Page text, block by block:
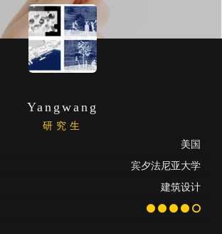
Yangwang
研究生
美国
宾夕法尼亚大学
建筑设计